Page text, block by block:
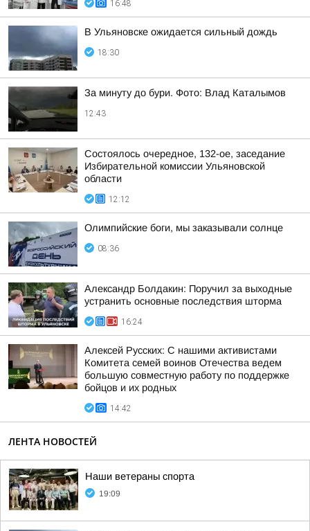
16:48
В Ульяновске ожидается сильный дождь
18:30
За минуту до бури. Фото: Влад Каталымов
12:43
Состоялось очередное, 132-ое, заседание
Избирательной комиссии Ульяновской
области
12:12
Олимпийские боги, мы заказывали солнце
08:36
Александр Болдакин: Поручил за выходные
устранить основные последствия шторма
16:24
Алексей Русских: С нашими активистами
Комитета семей воинов Отечества ведем
большую совместную работу по поддержке
бойцов и их родных
14:42
ЛЕНТА НОВОСТЕЙ
Наши ветераны спорта
19:09